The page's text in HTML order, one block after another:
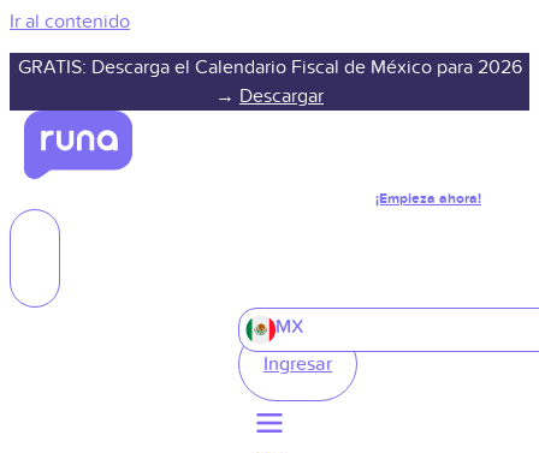
Ir al contenido
GRATIS: Descarga el Calendario Fiscal de México para 2026
→ Descargar
¡Empieza ahora!
MX
Ingresar